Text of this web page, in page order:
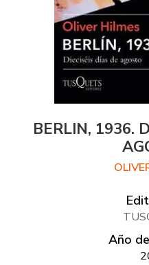
BERLIN, 1936.
Año